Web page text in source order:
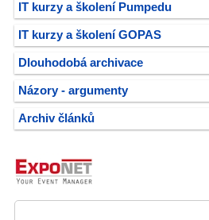
IT kurzy a školení Pumpedu
IT kurzy a školení GOPAS
Dlouhodobá archivace
Názory - argumenty
Archiv článků